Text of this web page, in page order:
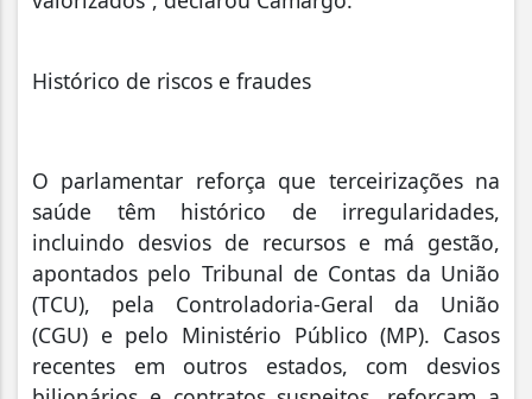
Histórico de riscos e fraudes
O parlamentar reforça que terceirizações na
saúde têm histórico de irregularidades,
incluindo desvios de recursos e má gestão,
apontados pelo Tribunal de Contas da União
(TCU), pela Controladoria-Geral da União
(CGU) e pelo Ministério Público (MP). Casos
recentes em outros estados, com desvios